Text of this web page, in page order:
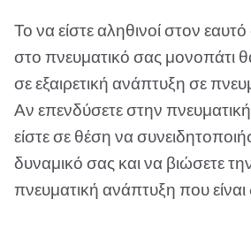
Το να είστε αληθινοί στον εαυτό
στο πνευματικό σας μονοπάτι
σε εξαιρετική ανάπτυξη σε
Αν επενδύσετε στην
είστε σε θέση να
δυναμικό σας και να βιώσετε
πνευματική ανάπτυξη που